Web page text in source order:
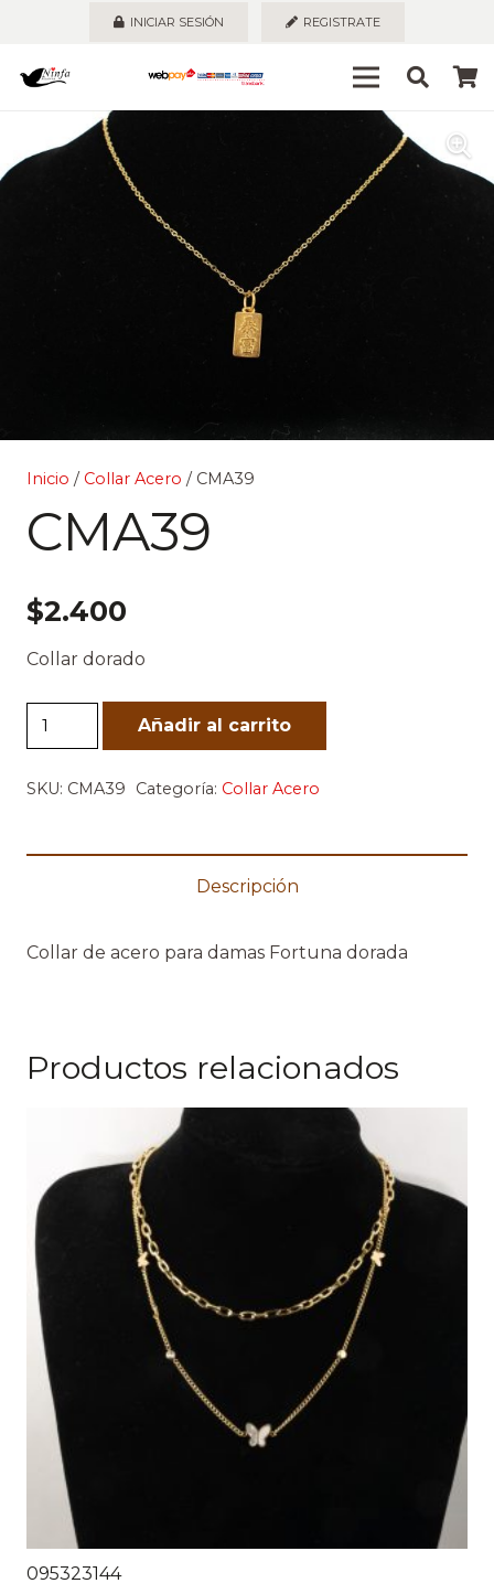
INICIAR SESIÓN REGISTRATE
Inicio / Collar Acero / CMA39
CMA39
$2.400
Collar dorado
CMA39
cantidad
Añadir al carrito
SKU: CMA39 Categoría: Collar Acero
Descripción
Collar de acero para damas Fortuna dorada
Productos relacionados
095323144